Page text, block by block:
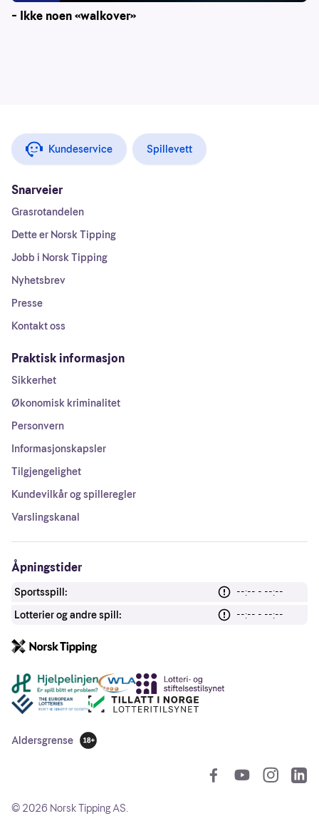
– Ikke noen «walkover»
Kundeservice Spillevett
Snarveier
Grasrotandelen
Dette er Norsk Tipping
Jobb i Norsk Tipping
Nyhetsbrev
Presse
Kontakt oss
Praktisk informasjon
Sikkerhet
Økonomisk kriminalitet
Personvern
Informasjonskapsler
Tilgjengelighet
Kundevilkår og spilleregler
Varslingskanal
Åpningstider
Sportsspill:
--:-- - --:--
Lotterier og andre spill:
--:-- - --:--
Andre lenker
Aldersgrense
18 år
© 2026 Norsk Tipping AS.